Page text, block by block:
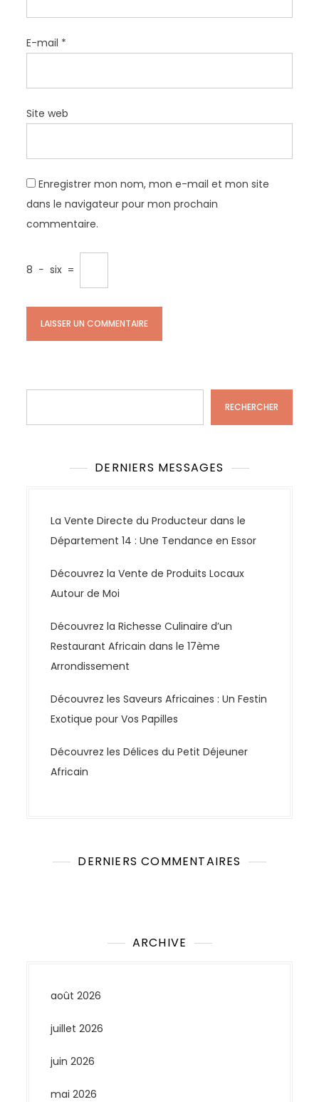
E-mail *
Site web
Enregistrer mon nom, mon e-mail et mon site
dans le navigateur pour mon prochain
commentaire.
8 − six =
RECHERCHER
DERNIERS MESSAGES
La Vente Directe du Producteur dans le
Département 14 : Une Tendance en Essor
Découvrez la Vente de Produits Locaux
Autour de Moi
Découvrez la Richesse Culinaire d’un
Restaurant Africain dans le 17ème
Arrondissement
Découvrez les Saveurs Africaines : Un Festin
Exotique pour Vos Papilles
Découvrez les Délices du Petit Déjeuner
Africain
DERNIERS COMMENTAIRES
ARCHIVE
août 2026
juillet 2026
juin 2026
mai 2026